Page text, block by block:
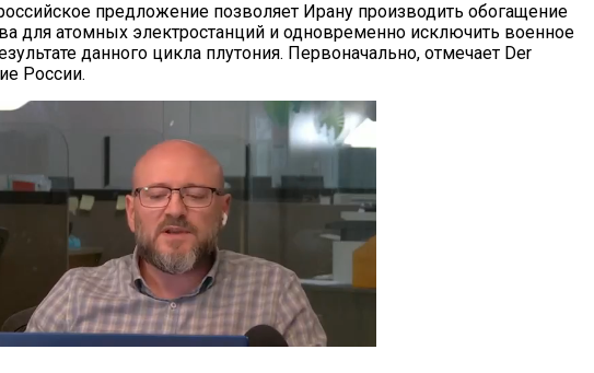
предложение позволяет Ирану производить обогащение
для атомных электростанций и одновременно исключить военное
данного цикла плутония. Первоначально, отмечает Der
России.